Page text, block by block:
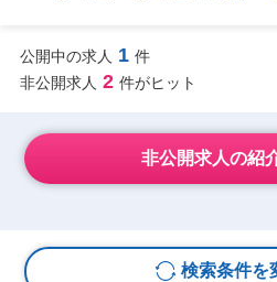
公開中の求人 1 件
非公開求人 2 件がヒット
非公開求人の紹
検索条件を